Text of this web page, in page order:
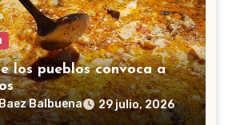
los pueblos convoca a
Balbuena 29 julio, 2026